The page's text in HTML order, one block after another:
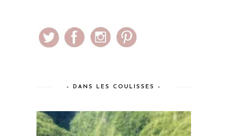
– DANS LES COULISSES –